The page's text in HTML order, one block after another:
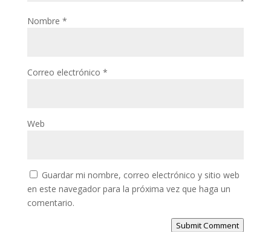
Nombre *
Correo electrónico *
Web
Guardar mi nombre, correo electrónico y sitio web
en este navegador para la próxima vez que haga un
comentario.
Submit Comment